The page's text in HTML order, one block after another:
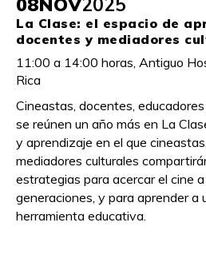
La Clase: el espacio de
docentes y mediadores
11:00 a 14:00 horas, Antiguo
Rica
Cineastas, docentes,
se reúnen un año más en La
y aprendizaje en el que
mediadores culturales
estrategias para acercar el cine
generaciones, y para aprender a
herramienta educativa.